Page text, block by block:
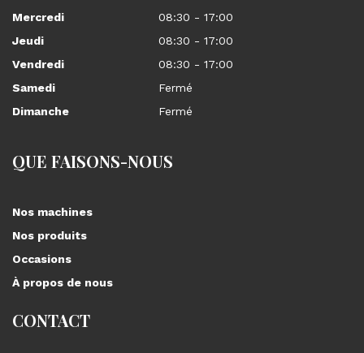
Mercredi
08:30 - 17:00
Jeudi
08:30 - 17:00
Vendredi
08:30 - 17:00
Samedi
Fermé
Dimanche
Fermé
QUE FAISONS-NOUS
Nos machines
Nos produits
Occasions
À propos de nous
CONTACT